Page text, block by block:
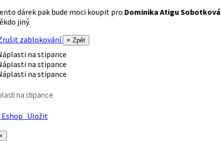
dárek pak bude moci koupit pro Dominika Atigu Sobotková
jiný.
zablokování
× Zpět
na stipance
Uložit